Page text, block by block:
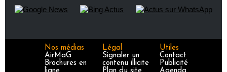
Nos médias
AirMaG
Brochures en
Légal
Signaler un
contenu illicite
Utiles
Contact
Publicité